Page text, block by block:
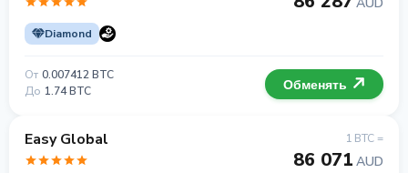
Diamond
От 0.007412 BTC
До 1.74 BTC Обменять
Easy Global 1 BTC =
86 071 AUD